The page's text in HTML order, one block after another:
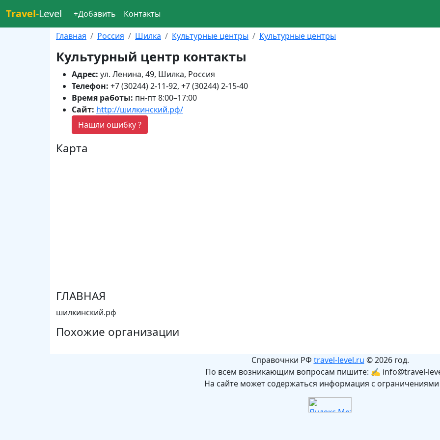
Travel-Level +Добавить Контакты
Главная Россия Шилка Культурные центры Культурные центры
Культурный центр контакты
Адрес: ул. Ленина, 49, Шилка, Россия
Телефон: +7 (30244) 2-11-92, +7 (30244) 2-15-40
Время работы: пн-пт 8:00–17:00
Сайт: http://шилкинский.рф/
Нашли ошибку ?
Карта
ГЛАВНАЯ
шилкинский.рф
Похожие организации
Справочнки РФ travel-level.ru © 2026 год.
По всем возникающим вопросам пишите: ✍ info@travel-
На сайте может содержаться информация с ограничениями